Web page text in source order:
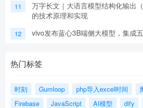
11
万字长文｜大语言模型结构化输出
的技术原理和实现
12 vivo发布蓝心3B端侧大模型，集成
热门标签
时刻 Gumloop php导入excel时间
Firebase
JavaScript AI模型 dify